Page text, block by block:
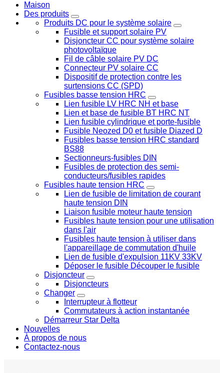
Maison
Des produits
Produits DC pour le système solaire
Fusible et support solaire PV
Disjoncteur CC pour système solaire
photovoltaïque
Fil de câble solaire PV DC
Connecteur PV solaire CC
Dispositif de protection contre les
surtensions CC (SPD)
Fusibles basse tension HRC
Lien fusible LV HRC NH et base
Lien et base de fusible BT HRC NT
Lien fusible cylindrique et porte-fusible
Fusible Neozed D0 et fusible Diazed D
Fusibles basse tension HRC standard
BS88
Sectionneurs-fusibles DIN
Fusibles de protection des semi-
conducteurs/fusibles rapides
Fusibles haute tension HRC
Lien de fusible de limitation de courant
haute tension DIN
Liaison fusible moteur haute tension
Fusibles haute tension pour une utilisation
dans l'air
Fusibles haute tension à utiliser dans
l'appareillage de commutation d'huile
Lien de fusible d'expulsion 11KV 33KV
Déposer le fusible Découper le fusible
Disjoncteur
Disjoncteurs
Changer
Interrupteur à flotteur
Commutateurs à action instantanée
Démarreur Star Delta
Nouvelles
À propos de nous
Contactez-nous